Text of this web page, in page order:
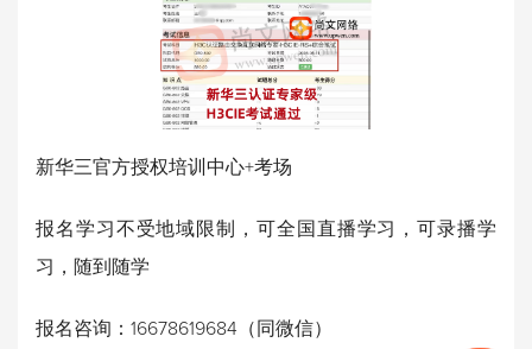
新华三官方授权培训中心+考场
报名学习不受地域限制，可全国直播学习，可录播学
习，随到随学
报名咨询：16678619684（同微信）